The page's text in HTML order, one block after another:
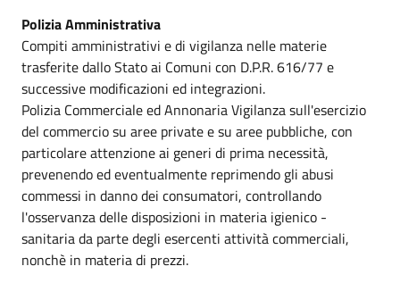
Polizia Amministrativa
Compiti amministrativi e di vigilanza nelle materie
trasferite dallo Stato ai Comuni con D.P.R. 616/77 e
successive modificazioni ed integrazioni.
Polizia Commerciale ed Annonaria Vigilanza sull'esercizio
del commercio su aree private e su aree pubbliche, con
particolare attenzione ai generi di prima necessità,
prevenendo ed eventualmente reprimendo gli abusi
commessi in danno dei consumatori, controllando
l'osservanza delle disposizioni in materia igienico -
sanitaria da parte degli esercenti attività commerciali,
nonchè in materia di prezzi.